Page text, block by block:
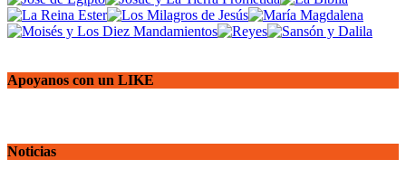
Apoyanos con un LIKE
Noticias